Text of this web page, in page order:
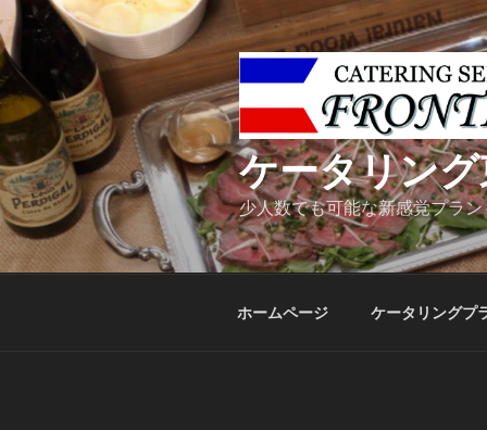
ン
テ
ン
へ
ス
キ
ッ
プ
ケータリン
少人数でも可能な新感覚プラ
ホームページ ケータリングプ